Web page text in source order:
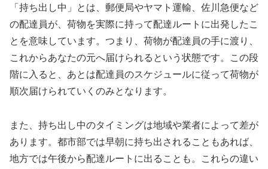
「持ち出し中」とは、郵便局やヤマト運輸、佐川急便など
の配達員が、荷物を実際に持って配達ルートに出発したこ
とを意味しています。つまり、荷物が配達員の手に渡り、
これからあなたの元へ届けられるという状態です。この段
階に入ると、あとは配達員のスケジュールに従って荷物が
順次届けられていくのみとなります。
また、持ち出し中のタイミングは地域や業者によって差が
あります。都市部では早朝に持ち出されることもあれば、
地方では午後から配達ルートに出ることも。これらの違い